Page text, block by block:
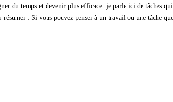
du temps et devenir plus efficace. je parle ici de tâches
: Si vous pouvez penser à un travail ou une tâche